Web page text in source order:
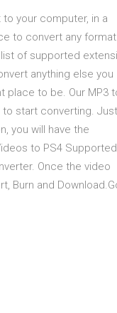
to your computer, in a
to convert any format.
of supported
anything else you
place to be. Our MP3
to start converting. Just
you will have the
to PS4 Supported
Once the video
Burn and